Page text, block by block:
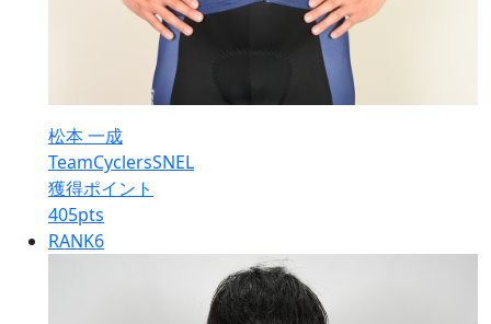
松本 一成
TeamCyclersSNEL
獲得ポイント
405pts
RANK6